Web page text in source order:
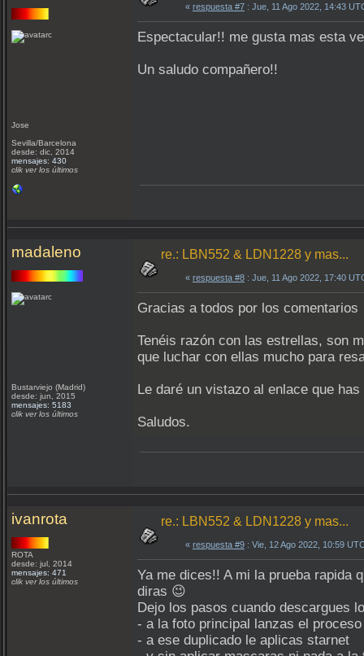
Jose
Sevilla/Barcelona
desde: dic, 2014
mensajes: 430
clik ver los últimos
« respuesta #7 : Jue, 11 Ago 2022, 14:43
Espectacular!! me gusta mas esta
Un saludo compañero!!
madaleno
Bustarviejo (Madrid)
desde: jun, 2015
mensajes: 5183
clik ver los últimos
re.: LBN552 & LDN1228 y mas...
« respuesta #8 : Jue, 11 Ago 2022, 17:40
Gracias a todos por los
Tenéis razón con las estrellas, son
que luchar con ellas mucho para
Le daré un vistazo al enlace que
Saludos.
ivanrota
ROTA
desde: jul, 2014
mensajes: 471
clik ver los últimos
re.: LBN552 & LDN1228 y mas...
« respuesta #9 : Vie, 12 Ago 2022, 10:59
Ya me dices!! A mi la prueba rapida
diras 😉
Dejo los pasos cuando descargues
- a la foto principal lanzas el
- a ese duplicado le aplicas starnet